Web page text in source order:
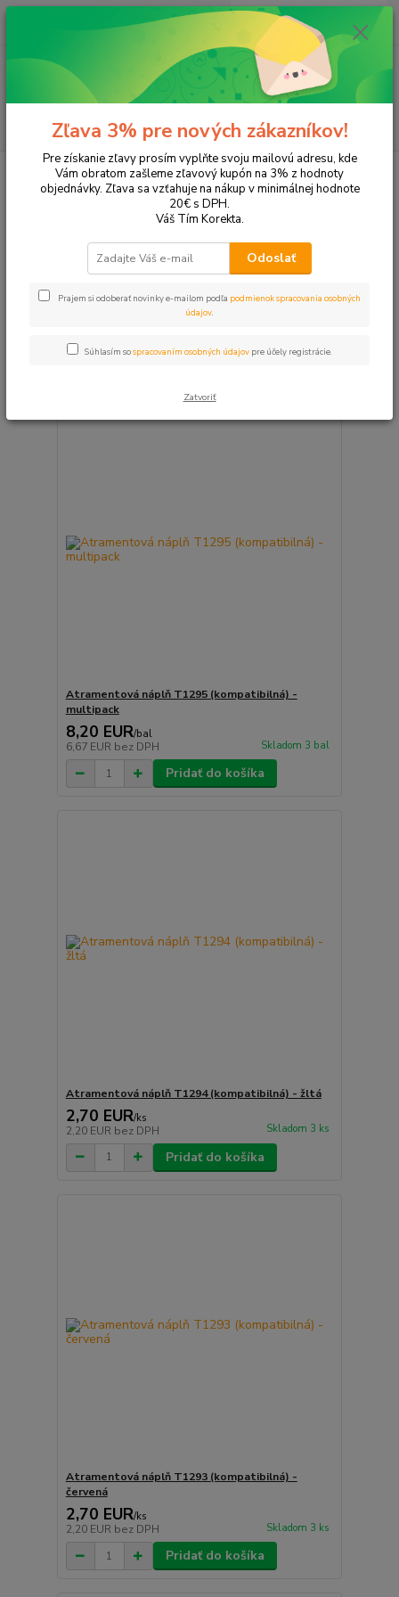
Hľadať
ks
za 0,00 EUR
Tonery a náplne do tlačiarní EPSON Stylus Office BX625WD
Stylus Office BX625WD
Upresniť parametre
Najdrahšie
Zobrazujem 1-5 z 5
Atramentová náplň T1295 (kompatibilná) -
multipack
8,20 EUR/bal
6,67 EUR bez DPH Skladom 3 bal
Pridať do košíka
Atramentová náplň T1294 (kompatibilná) - žltá
2,70 EUR/ks
2,20 EUR bez DPH Skladom 3 ks
Pridať do košíka
Atramentová náplň T1293 (kompatibilná) -
červená
2,70 EUR/ks
2,20 EUR bez DPH Skladom 3 ks
Pridať do košíka
Zľava 3% pre nových zákazníkov!
Pre získanie zľavy prosím vyplňte svoju mailovú adresu, kde
Vám obratom zašleme zľavový kupón na 3% z hodnoty
objednávky. Zľava sa vzťahuje na nákup v minimálnej hodnote
20€ s DPH.
Váš Tím Korekta.
Odoslať
Prajem si odoberať novinky e-mailom podľa podmienok spracovania osobných
údajov.
Súhlasím sospracovaním osobných údajov pre účely registrácie.
Zatvoriť